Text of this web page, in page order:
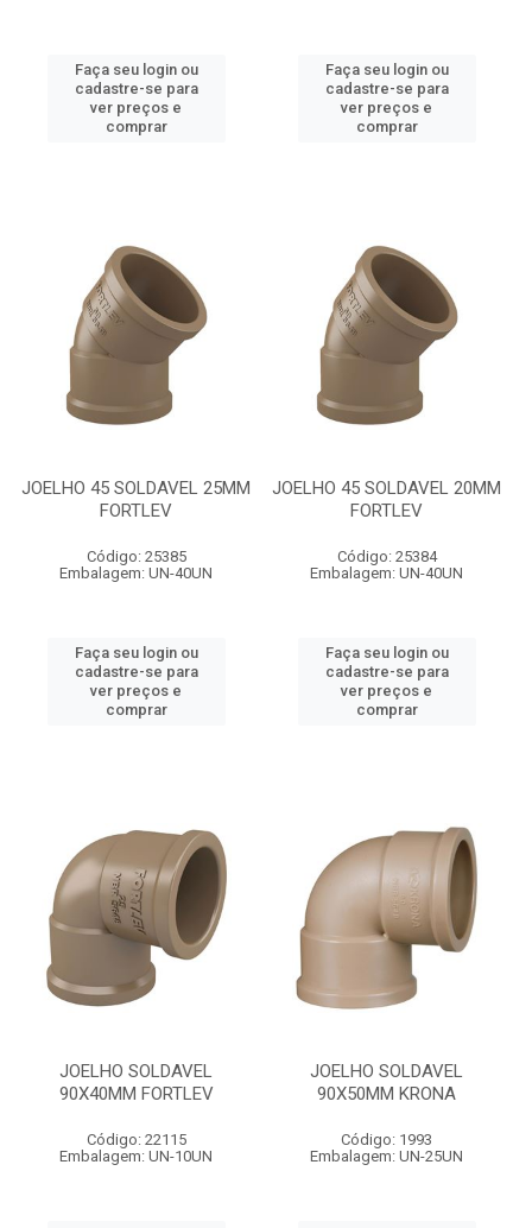
Faça seu login ou
cadastre-se para
ver preços e
comprar
Faça seu login ou
cadastre-se para
ver preços e
comprar
JOELHO 45 SOLDAVEL 25MM
FORTLEV
Código: 25385
Embalagem: UN-40UN
Faça seu login ou
cadastre-se para
ver preços e
comprar
JOELHO 45 SOLDAVEL 20MM
FORTLEV
Código: 25384
Embalagem: UN-40UN
Faça seu login ou
cadastre-se para
ver preços e
comprar
JOELHO SOLDAVEL
90X40MM FORTLEV
Código: 22115
Embalagem: UN-10UN
JOELHO SOLDAVEL
90X50MM KRONA
Código: 1993
Embalagem: UN-25UN